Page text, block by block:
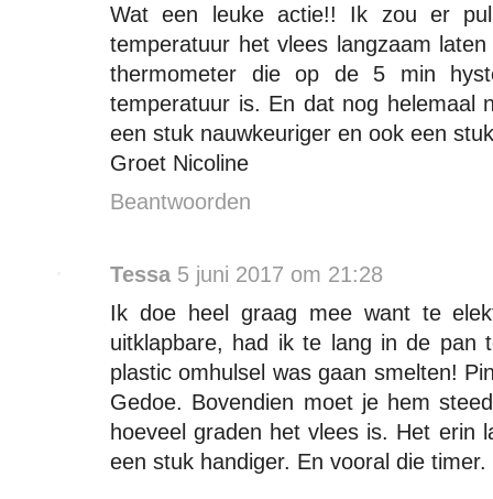
Wat een leuke actie!! Ik zou er
temperatuur het vlees langzaam
thermometer die op de 5 min
temperatuur is. En dat nog helemaal
een stuk nauwkeuriger en ook een
Groet Nicoline
Beantwoorden
Tessa 5 juni 2017 om 21:28
Ik doe heel graag mee want te
uitklapbare, had ik te lang in de pan
plastic omhulsel was gaan smelten!
Gedoe. Bovendien moet je hem
hoeveel graden het vlees is. Het erin
een stuk handiger. En vooral die timer.